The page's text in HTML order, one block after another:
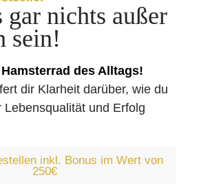
gar nichts außer
sein!
des Alltags!
dir Klarheit darüber, wie du
Lebensqualität und Erfolg
inkl. Bonus im Wert von
250€